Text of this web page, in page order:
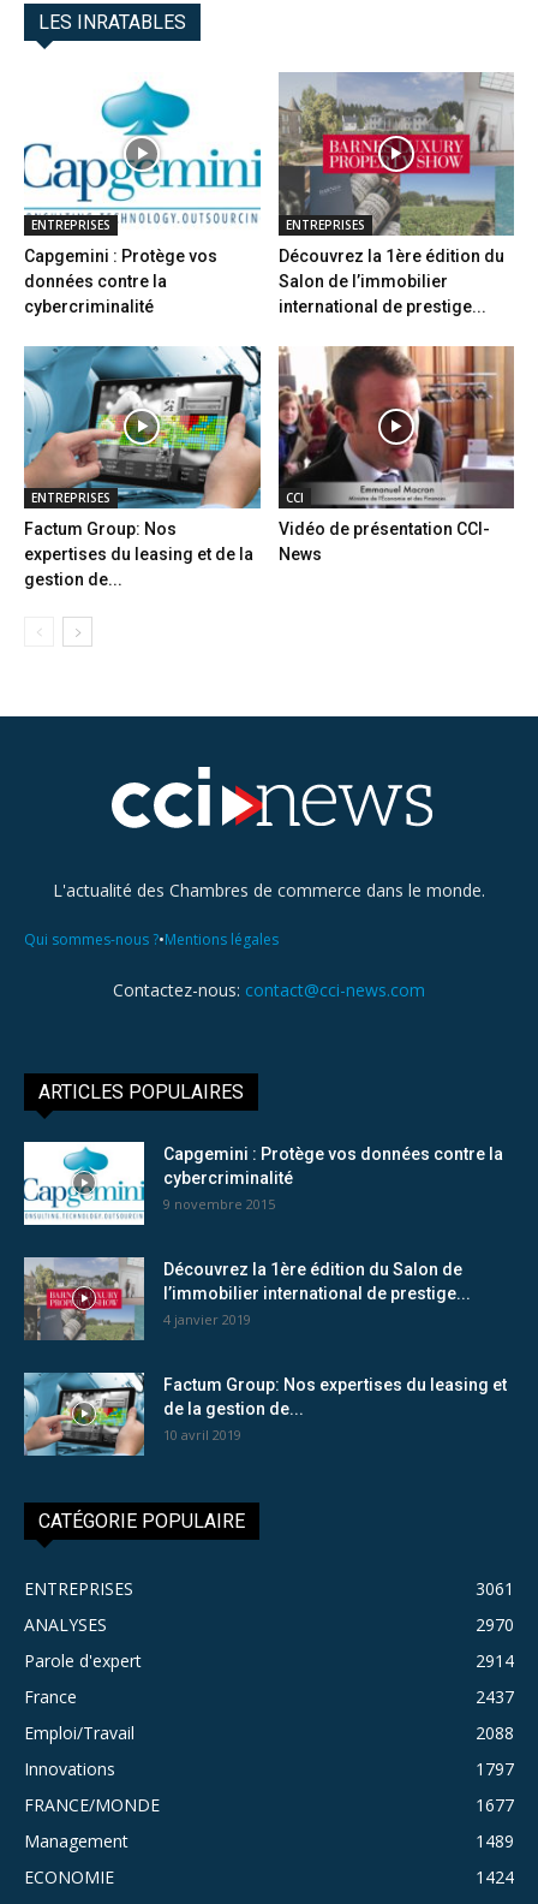
LES INRATABLES
ENTREPRISES
Capgemini : Protège vos
données contre la
cybercriminalité
ENTREPRISES
Découvrez la 1ère édition du
Salon de l’immobilier
international de prestige...
ENTREPRISES
Factum Group: Nos
expertises du leasing et de la
gestion de...
CCI
Vidéo de présentation CCI-
News
L'actualité des Chambres de commerce dans le monde.
Qui sommes-nous ?•Mentions légales
Contactez-nous: contact@cci-news.com
ARTICLES POPULAIRES
Capgemini : Protège vos données contre la
cybercriminalité
9 novembre 2015
Découvrez la 1ère édition du Salon de
l’immobilier international de prestige...
4 janvier 2019
Factum Group: Nos expertises du leasing et
de la gestion de...
10 avril 2019
CATÉGORIE POPULAIRE
ENTREPRISES
3061
ANALYSES
2970
Parole d'expert
2914
France
2437
Emploi/Travail
2088
Innovations
1797
FRANCE/MONDE
1677
Management
1489
ECONOMIE
1424